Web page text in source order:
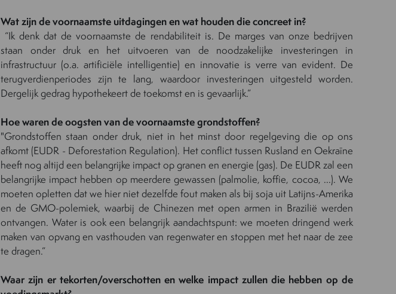
Wat zijn de voornaamste uitdagingen en wat houden die concreet in?
“Ik denk dat de voornaamste de rendabiliteit is. De marges van onze bedrijven
staan onder druk en het uitvoeren van de noodzakelijke investeringen in
infrastructuur (o.a. artificiële intelligentie) en innovatie is verre van evident. De
terugverdienperiodes zijn te lang, waardoor investeringen uitgesteld worden.
Dergelijk gedrag hypothekeert de toekomst en is gevaarlijk.”
Hoe waren de oogsten van de voornaamste grondstoffen?
"Grondstoffen staan onder druk, niet in het minst door regelgeving die op ons
afkomt (EUDR - Deforestation Regulation). Het conflict tussen Rusland en Oekraïne
heeft nog altijd een belangrijke impact op granen en energie (gas). De EUDR zal een
belangrijke impact hebben op meerdere gewassen (palmolie, koffie, cocoa, ...). We
moeten opletten dat we hier niet dezelfde fout maken als bij soja uit Latijns-Amerika
en de GMO-polemiek, waarbij de Chinezen met open armen in Brazilië werden
ontvangen. Water is ook een belangrijk aandachtspunt: we moeten dringend werk
maken van opvang en vasthouden van regenwater en stoppen met het naar de zee
te dragen.”
Waar zijn er tekorten/overschotten en welke impact zullen die hebben op de